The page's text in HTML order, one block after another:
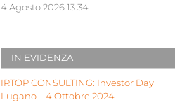
4 Agosto 2026 13:34
IN EVIDENZA
IRTOP CONSULTING: Investor Day
Lugano – 4 Ottobre 2024